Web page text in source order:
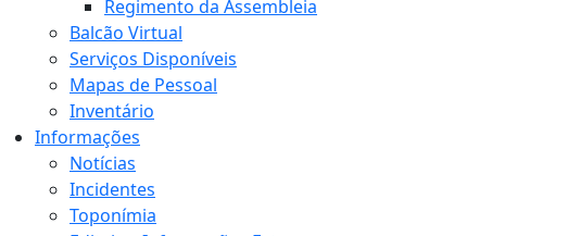
Regimento da Assembleia
Balcão Virtual
Serviços Disponíveis
Mapas de Pessoal
Inventário
Informações
Notícias
Incidentes
Toponímia